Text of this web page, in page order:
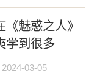
魅惑之人》
学到很多
2024-03-05